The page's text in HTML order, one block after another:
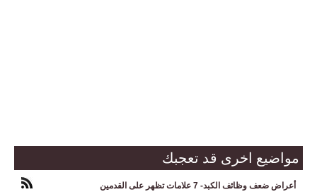
مواضيع اخرى قد تعجبك
أعراض ضعف وظائف الكبد- 7 علامات تظهر على القدمين